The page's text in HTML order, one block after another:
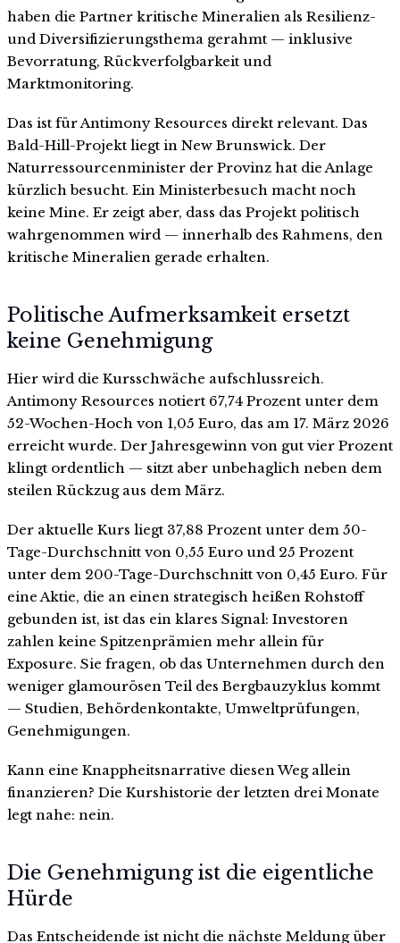
haben die Partner kritische Mineralien als Resilienz-
und Diversifizierungsthema gerahmt — inklusive
Bevorratung, Rückverfolgbarkeit und
Marktmonitoring.
Das ist für Antimony Resources direkt relevant. Das
Bald-Hill-Projekt liegt in New Brunswick. Der
Naturressourcenminister der Provinz hat die Anlage
kürzlich besucht. Ein Ministerbesuch macht noch
keine Mine. Er zeigt aber, dass das Projekt politisch
wahrgenommen wird — innerhalb des Rahmens, den
kritische Mineralien gerade erhalten.
Politische Aufmerksamkeit ersetzt
keine Genehmigung
Hier wird die Kursschwäche aufschlussreich.
Antimony Resources notiert 67,74 Prozent unter dem
52-Wochen-Hoch von 1,05 Euro, das am 17. März 2026
erreicht wurde. Der Jahresgewinn von gut vier Prozent
klingt ordentlich — sitzt aber unbehaglich neben dem
steilen Rückzug aus dem März.
Der aktuelle Kurs liegt 37,88 Prozent unter dem 50-
Tage-Durchschnitt von 0,55 Euro und 25 Prozent
unter dem 200-Tage-Durchschnitt von 0,45 Euro. Für
eine Aktie, die an einen strategisch heißen Rohstoff
gebunden ist, ist das ein klares Signal: Investoren
zahlen keine Spitzenprämien mehr allein für
Exposure. Sie fragen, ob das Unternehmen durch den
weniger glamourösen Teil des Bergbauzyklus kommt
— Studien, Behördenkontakte, Umweltprüfungen,
Genehmigungen.
Kann eine Knappheitsnarrative diesen Weg allein
finanzieren? Die Kurshistorie der letzten drei Monate
legt nahe: nein.
Die Genehmigung ist die eigentliche
Hürde
Das Entscheidende ist nicht die nächste Meldung über